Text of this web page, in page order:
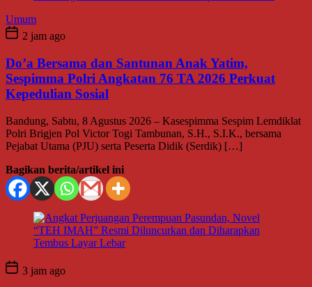
Umum
2 jam ago
Do’a Bersama dan Santunan Anak Yatim,
Sespimma Polri Angkatan 76 TA 2026 Perkuat
Kepedulian Sosial
Bandung, Sabtu, 8 Agustus 2026 – Kasespimma Sespim Lemdiklat
Polri Brigjen Pol Victor Togi Tambunan, S.H., S.I.K., bersama
Pejabat Utama (PJU) serta Peserta Didik (Serdik) […]
Bagikan berita/artikel ini
3 jam ago